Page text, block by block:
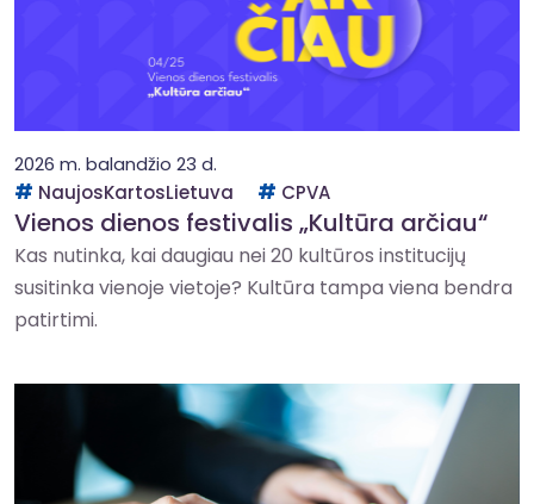
2026 m. balandžio 23 d.
NaujosKartosLietuva
CPVA
Vienos dienos festivalis „Kultūra arčiau“
Kas nutinka, kai daugiau nei 20 kultūros institucijų
susitinka vienoje vietoje? Kultūra tampa viena bendra
patirtimi.